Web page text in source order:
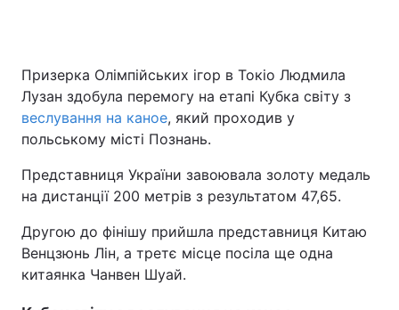
Призерка Олімпійських ігор в Токіо Людмила
Лузан здобула перемогу на етапі Кубка світу з
веслування на каное, який проходив у
польському місті Познань.
Представниця України завоювала золоту медаль
на дистанції 200 метрів з результатом 47,65.
Другою до фінішу прийшла представниця Китаю
Венцзюнь Лін, а третє місце посіла ще одна
китаянка Чанвен Шуай.